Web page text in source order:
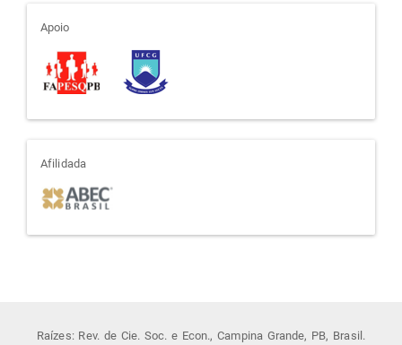
apoio
Apoio
afiliada
Afilidada
Raízes: Rev. de Cie. Soc. e Econ., Campina Grande, PB, Brasil.